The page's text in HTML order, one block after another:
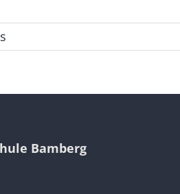
Bamberg